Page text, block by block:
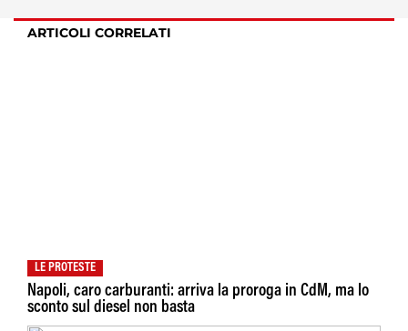
ARTICOLI CORRELATI
LE PROTESTE
Napoli, caro carburanti: arriva la proroga in CdM, ma lo
sconto sul diesel non basta